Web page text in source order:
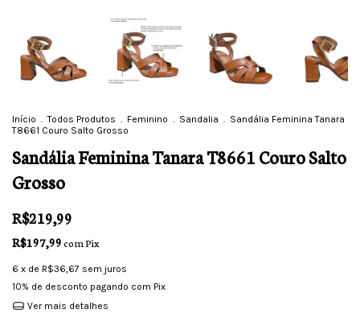
Início . Todos Produtos . Feminino . Sandalia . Sandália Feminina Tanara
T8661 Couro Salto Grosso
Sandália Feminina Tanara T8661 Couro Salto
Grosso
R$219,99
R$197,99comPix
6 x de R$36,67 sem juros
10% de desconto pagando com Pix
Ver mais detalhes